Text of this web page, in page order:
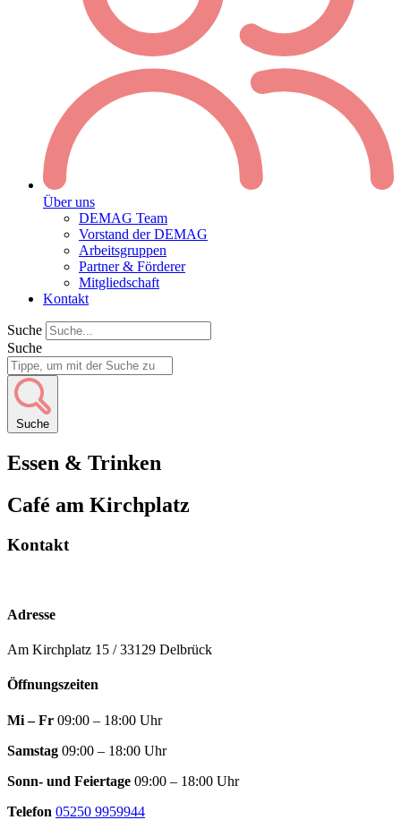
Über uns
DEMAG Team
Vorstand der DEMAG
Arbeitsgruppen
Partner & Förderer
Mitgliedschaft
Kontakt
Suche
Suche
Suche
Essen & Trinken
Café am Kirchplatz
Kontakt
Adresse
Am Kirchplatz 15 / 33129 Delbrück
Öffnungszeiten
Mi – Fr 09:00 – 18:00 Uhr
Samstag 09:00 – 18:00 Uhr
Sonn- und Feiertage 09:00 – 18:00 Uhr
Telefon 05250 9959944